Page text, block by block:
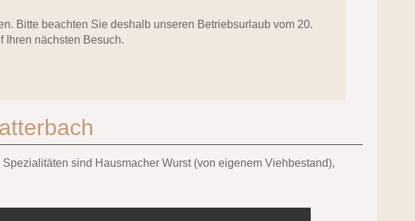
Bitte beachten Sie deshalb unseren Betriebsurlaub vom 20.
Ihren nächsten Besuch.
sind Hausmacher Wurst (von eigenem Viehbestand),